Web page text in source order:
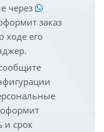
через
заказ
ходе его
и срок